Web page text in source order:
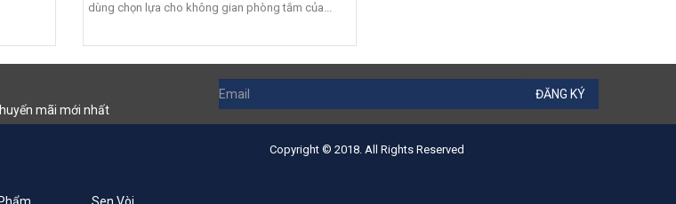
dùng chọn lựa cho không gian phòng tắm của...
mãi mới nhất
ĐĂNG KÝ
Copyright © 2018. All Rights Reserved